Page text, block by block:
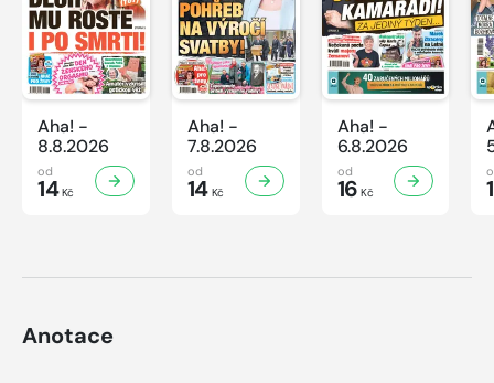
Aha! -
8.8.2026
od
14Kč
Aha! -
7.8.2026
od
14Kč
Aha! -
6.8.2026
od
16 Kč
Anotace